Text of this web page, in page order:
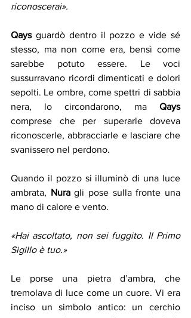
riconoscerai».
Qays guardò dentro il pozzo e vide sé
stesso, ma non come era, bensì come
sarebbe potuto essere. Le voci
sussurravano ricordi dimenticati e dolori
sepolti. Le ombre, come spettri di sabbia
nera, lo circondarono, ma
Qays
comprese che per superarle doveva
riconoscerle, abbracciarle e lasciare che
svanissero nel perdono.
Quando il pozzo si illuminò di una luce
ambrata, Nura gli pose sulla fronte una
mano di calore e vento.
«Hai ascoltato, non sei fuggito. Il Primo
Sigillo è tuo.»
Le porse una pietra d’ambra, che
tremolava di luce come un cuore. Vi era
inciso un simbolo antico: un cerchio